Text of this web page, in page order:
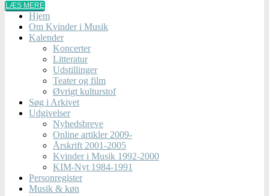
LÆS MERE
Hjem
Om Kvinder i Musik
Kalender
Koncerter
Litteratur
Udstillinger
Teater og film
Øvrigt kulturstof
Søg i Arkivet
Udgivelser
Nyhedsbreve
Online artikler 2009-
Årskrift 2001-2005
Kvinder i Musik 1992-2000
KIM-Nyt 1984-1991
Personregister
Musik & køn